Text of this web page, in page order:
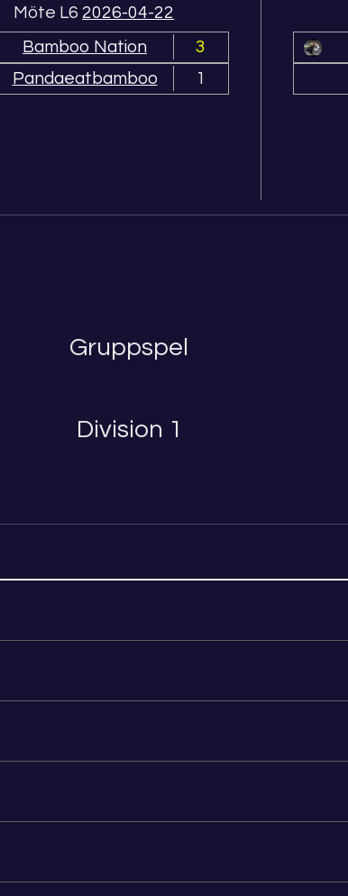
Möte L6 2026-04-22
Bamboo Nation
3
Pandaeatbamboo
1
Gruppspel
Division 1